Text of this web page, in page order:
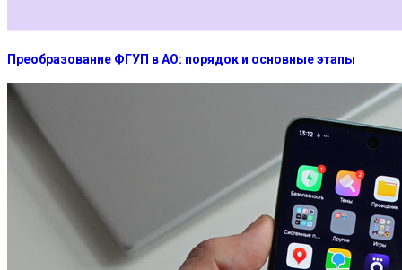
Преобразование ФГУП в АО: порядок и основные этапы